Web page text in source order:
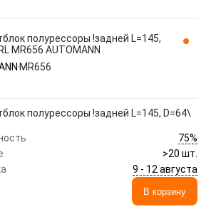
полурессоры !задней L=145,
MR656 AUTOMANN
MR656
полурессоры !задней L=145, D=64\
75%
>20 шт.
9 - 12 августа
В корзину